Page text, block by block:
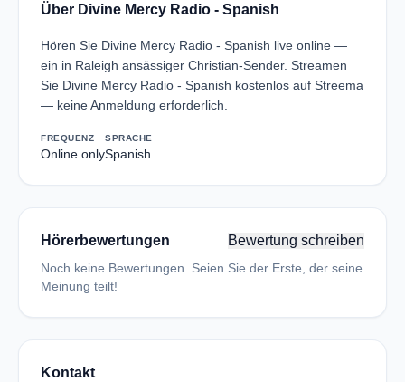
Über Divine Mercy Radio - Spanish
Hören Sie Divine Mercy Radio - Spanish live online —
ein in Raleigh ansässiger Christian-Sender. Streamen
Sie Divine Mercy Radio - Spanish kostenlos auf Streema
— keine Anmeldung erforderlich.
FREQUENZ
Online only
SPRACHE
Spanish
Hörerbewertungen Bewertung schreiben
Noch keine Bewertungen. Seien Sie der Erste, der seine
Meinung teilt!
Kontakt